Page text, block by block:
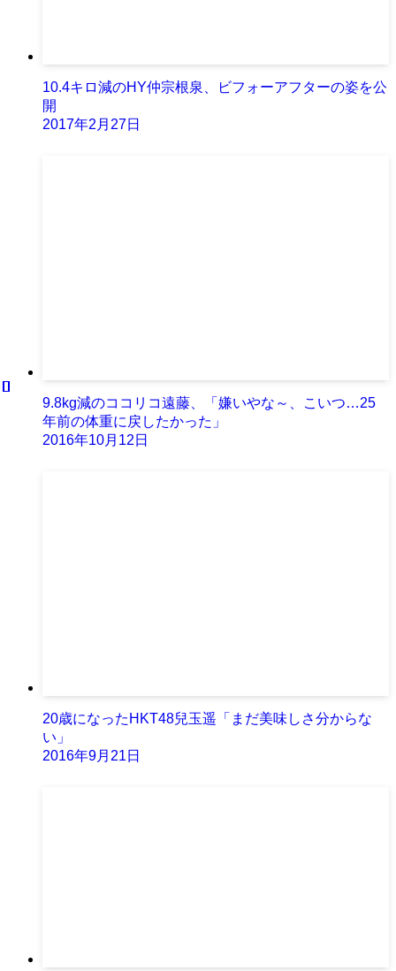
10.4キロ減のHY仲宗根泉、ビフォーアフターの姿を公
開
2017年2月27日
9.8kg減のココリコ遠藤、「嫌いやな～、こいつ…25
年前の体重に戻したかった」
2016年10月12日
20歳になったHKT48兒玉遥「まだ美味しさ分からな
い」
2016年9月21日